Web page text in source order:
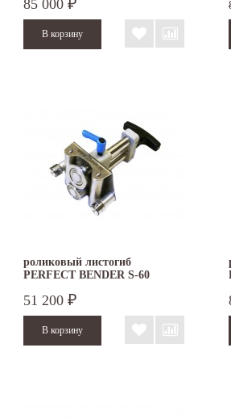
85 000 ₽
роликовый листогиб
PERFECT BENDER S-60
51 200 ₽